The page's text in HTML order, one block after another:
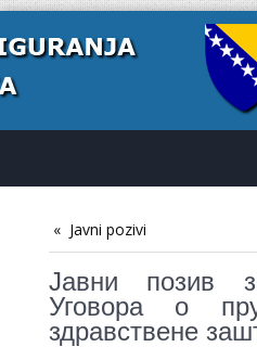
Javni pozivi
Јавни позив
Уговора о
здравствене